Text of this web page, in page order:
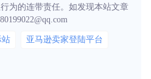
为的连带责任。如发现本站文章
站 亚马逊卖家登陆平台